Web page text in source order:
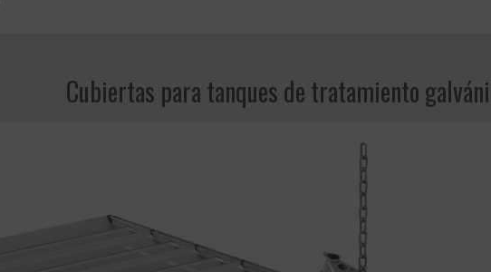
Cubiertas para tanques de tratamiento